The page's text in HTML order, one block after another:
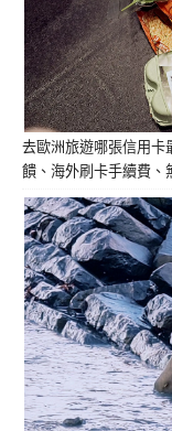
去歐洲旅遊哪張信用
饋、海外刷卡手續費、